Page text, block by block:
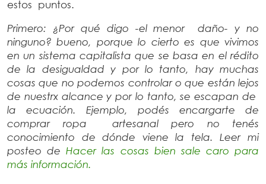
estos puntos.
Primero: ¿Por qué digo -el menor daño- y no
ninguno? bueno, porque lo cierto es que vivimos
en un sistema capitalista que se basa en el rédito
de la desigualdad y por lo tanto, hay muchas
cosas que no podemos controlar o que están lejos
de nuestrx alcance y por lo tanto, se escapan de
la ecuación. Ejemplo, podés encargarte de
comprar ropa artesanal pero no tenés
conocimiento de dónde viene la tela. Leer mi
posteo deHacer las cosas bien sale caro para
más información.